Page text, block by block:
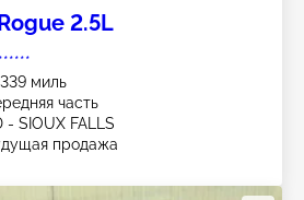
2.5L
миль
часть
- SIOUX FALLS
продажа